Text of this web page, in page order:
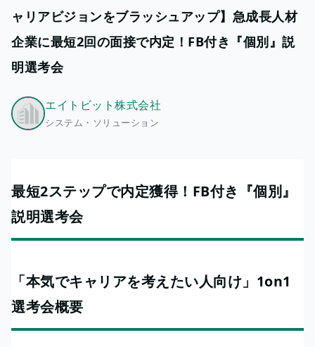
ャリアビジョンをブラッシュアップ】急成長人材
企業に最短2回の面接で内定！FB付き『個別』説
明選考会
エイトビット株式会社
システム・ソリューション
最短2ステップで内定獲得！FB付き『個別』
説明選考会
「本気でキャリアを考えたい人向け」1on1
選考会概要